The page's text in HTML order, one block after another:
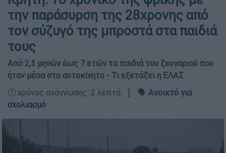
την παράσυρση της 28χρονης από
τον σύζυγό της μπροστά στα παιδιά
τους
Από 2,5 μηνών έως 7 ετών τα παιδιά του ζευγαριού που
ήταν μέσα στο αυτοκίνητο - Τι εξετάζει η ΕΛΑΣ
🕛 χρόνος ανάγνωσης: 2 λεπτά ┋ 🗣️ Ανοικτό για
σχολιασμό